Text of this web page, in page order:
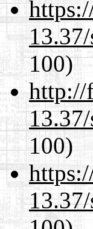
100)
http://
100)